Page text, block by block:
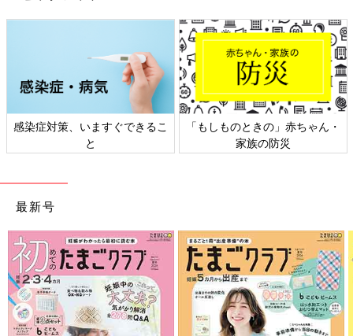
感染症対策、いますぐできるこ
と
「もしものときの」赤ちゃん・
家族の防災
最新号